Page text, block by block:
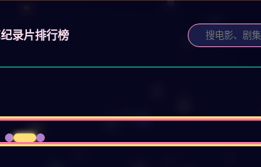
纪录片排行榜